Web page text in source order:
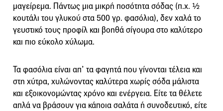
μαγείρεμα. Πάντως μια μικρή ποσότητα σόδας (π.χ. ½
κουτάλι του γλυκού στα 500 γρ. φασόλια), δεν χαλά το
γευστικό τους προφίλ και βοηθά σίγουρα στο καλύτερο
και πιο εύκολο χύλωμα.
Τα φασόλια είναι απ’ τα φαγητά που γίνονται τέλεια και
στη χύτρα, χυλώνοντας καλύτερα χωρίς σόδα μάλιστα
και εξοικονομώντας χρόνο και ενέργεια. Είτε τα θέλετε
απλά να βράσουν για κάποια σαλάτα ή συνοδευτικό, είτε